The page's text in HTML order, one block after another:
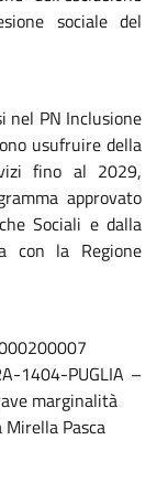
sociale del
nel PN Inclusione
usufruire della
fino al 2029,
approvato
Sociali e dalla
con la Regione
1404-PUGLIA –
marginalità
Mirella Pasca